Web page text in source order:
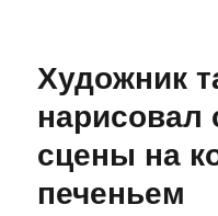
Художник
нарисовал
сцены на
печеньем